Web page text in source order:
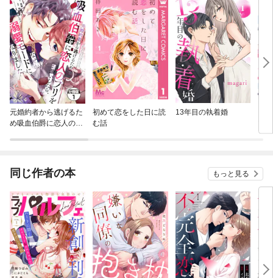
元婚約者から逃げるた
め吸血伯爵に恋人のフ
初めて恋をした日に読
む話
13年目の執着婚
同じ作者の本 もっと見る